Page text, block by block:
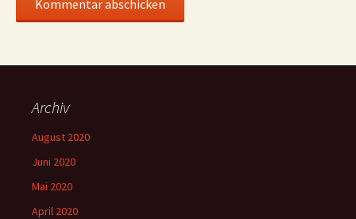
Archiv
August 2020
Juni 2020
Mai 2020
April 2020